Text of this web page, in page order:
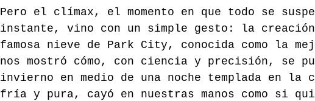
Pero el clímax, el momento en que todo se
instante, vino con un simple gesto: la
famosa nieve de Park City, conocida como la
nos mostró cómo, con ciencia y precisión, se
invierno en medio de una noche templada en la
fría y pura, cayó en nuestras manos como si